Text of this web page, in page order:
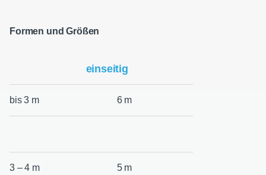
Formen und Größen
einseitig
bis 3 m 6 m
3 – 4 m 5 m